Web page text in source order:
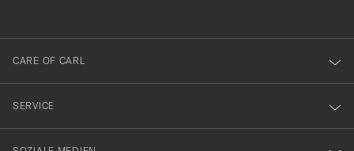
dig
till
vårt
nyhetsbrev!
CARE OF CARL
SERVICE